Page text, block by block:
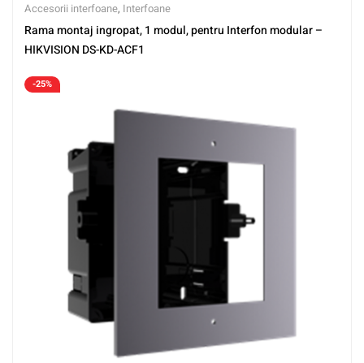
Accesorii interfoane, Interfoane
Rama montaj ingropat, 1 modul, pentru Interfon modular –
HIKVISION DS-KD-ACF1
-25%